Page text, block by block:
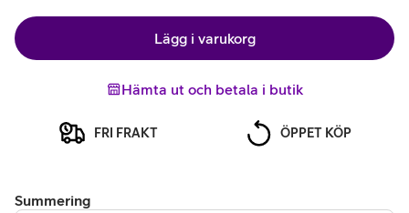
Lägg i varukorg
Hämta ut och betala i butik
FRI FRAKT ÖPPET KÖP
Summering